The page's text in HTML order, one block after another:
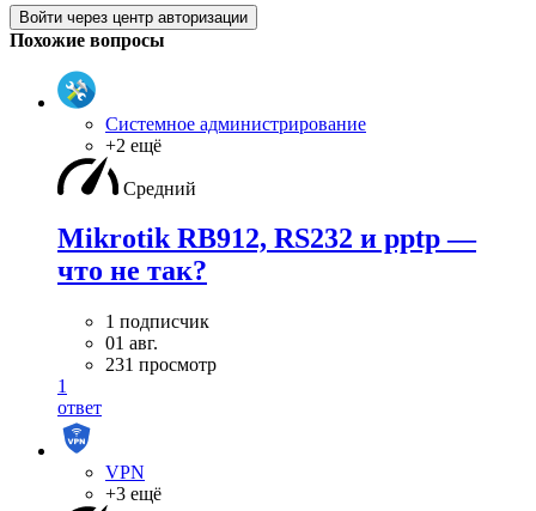
Войти через центр авторизации
Похожие вопросы
Системное администрирование
+2 ещё
Средний
Mikrotik RB912, RS232 и pptp —
что не так?
1 подписчик
01 авг.
231 просмотр
1
ответ
VPN
+3 ещё